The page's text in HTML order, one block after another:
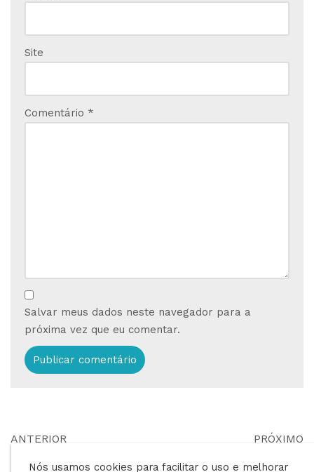
Site
Comentário *
Salvar meus dados neste navegador para a
próxima vez que eu comentar.
ANTERIOR PRÓXIMO
Nós usamos cookies para facilitar o uso e melhorar